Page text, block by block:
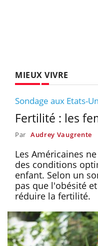
MIEUX VIVRE
Sondage aux Etats-
Fertilité : les
Par Audrey Vaugrente
Les Américaines
des conditions
enfant. Selon un
pas que l'obésité
réduire la fertilité.